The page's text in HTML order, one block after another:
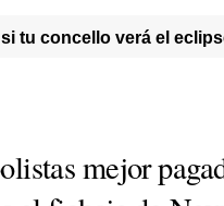
tu concello verá el
mejor